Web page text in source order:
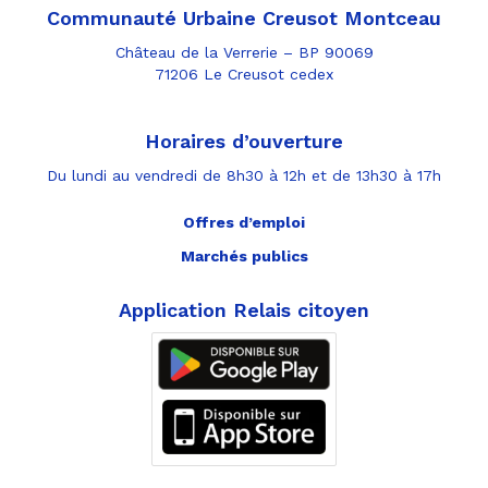
Communauté Urbaine Creusot Montceau
Château de la Verrerie – BP 90069
71206 Le Creusot cedex
Horaires d’ouverture
Du lundi au vendredi de 8h30 à 12h et de 13h30 à 17h
Offres d’emploi
Marchés publics
Application Relais citoyen